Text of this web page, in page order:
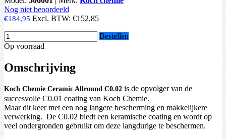
Nog niet beoordeeld
€184,95 Excl. BTW: €152,85
Bestellen
Op voorraad
Omschrijving
Koch Chemie Ceramic Allround C0.02 is de opvolger van de
succesvolle C0.01 coating van Koch Chemie.
Maar dit keer met een nog langere bescherming en makkelijkere
verwerking. De C0.02 biedt een keramische coating en wordt op
veel ondergronden gebruikt om deze langdurige te beschermen.